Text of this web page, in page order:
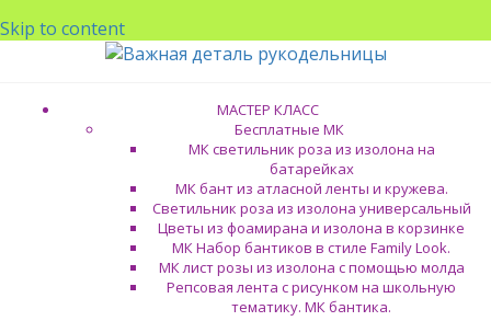
Skip to content
МАСТЕР КЛАСС
Бесплатные МК
МК светильник роза из изолона на
батарейках
МК бант из атласной ленты и кружева.
Светильник роза из изолона универсальный
Цветы из фоамирана и изолона в корзинке
МК Набор бантиков в стиле Family Look.
МК лист розы из изолона с помощью молда
Репсовая лента с рисунком на школьную
тематику. МК бантика.